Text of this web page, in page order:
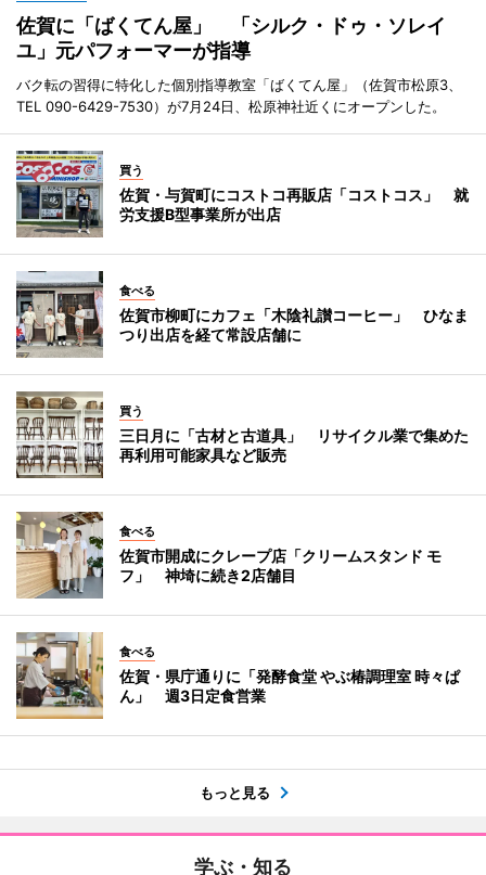
佐賀に「ばくてん屋」 「シルク・ドゥ・ソレイ
ユ」元パフォーマーが指導
バク転の習得に特化した個別指導教室「ばくてん屋」（佐賀市松原3、
TEL 090-6429-7530）が7月24日、松原神社近くにオープンした。
買う
佐賀・与賀町にコストコ再販店「コストコス」 就
労支援B型事業所が出店
食べる
佐賀市柳町にカフェ「木陰礼讃コーヒー」 ひなま
つり出店を経て常設店舗に
買う
三日月に「古材と古道具」 リサイクル業で集めた
再利用可能家具など販売
食べる
佐賀市開成にクレープ店「クリームスタンド モ
フ」 神埼に続き2店舗目
食べる
佐賀・県庁通りに「発酵食堂 やぶ椿調理室 時々ぱ
ん」 週3日定食営業
もっと見る
学ぶ・知る